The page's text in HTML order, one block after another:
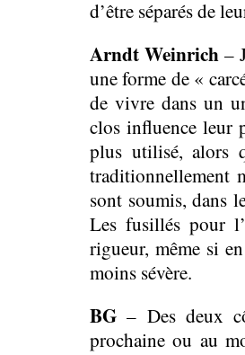
d’être séparés de
Arndt Weinrich –
une forme de «
de vivre dans un
clos influence leur
plus utilisé, alors
traditionnellement
sont soumis, dans
Les fusillés pour
rigueur, même si
moins sévère.
BG – Des deux
prochaine ou au